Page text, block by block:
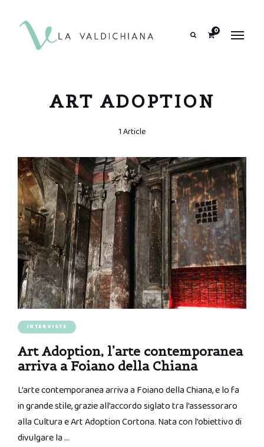
0
ART ADOPTION
1 Article
INTERVISTE
Art Adoption, l’arte contemporanea
arriva a Foiano della Chiana
L’arte contemporanea arriva a Foiano della Chiana, e lo fa
in grande stile, grazie all’accordo siglato tra l’assessoraro
alla Cultura e Art Adoption Cortona. Nata con l’obiettivo di
divulgare la …